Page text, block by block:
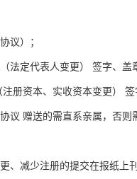
议）；
法定代表人变更） 签字、盖
册资本、实收资本变更） 签
议 赠送的需直系亲属，否则
、减少注册的提交在报纸上